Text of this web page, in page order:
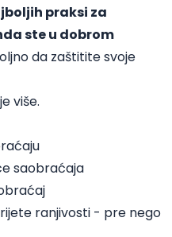
praksi za
ste u dobrom
da zaštitite svoje
više.
saobraćaja
ranjivosti - pre nego